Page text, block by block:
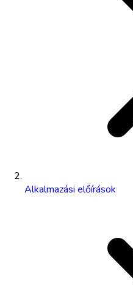
Alkalmazási előírások